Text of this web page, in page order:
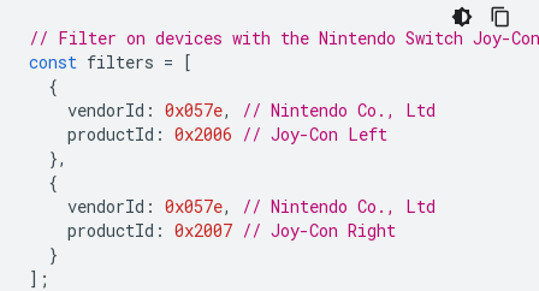
// Filter on devices with the Nintendo Switch Joy-Con
const filters = [
{
vendorId : 0x057e,
// Nintendo Co., Ltd
productId : 0x2006 // Joy-Con Left
},
{
vendorId : 0x057e,
// Nintendo Co., Ltd
productId : 0x2007 // Joy-Con Right
}
];